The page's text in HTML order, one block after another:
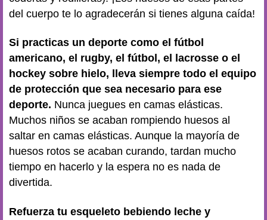
del cuerpo te lo agradecerán si tienes alguna caída!
Si practicas un deporte como el fútbol
americano, el rugby, el fútbol, el lacrosse o el
hockey sobre hielo, lleva siempre todo el equipo
de protección que sea necesario para ese
deporte. Nunca juegues en camas elásticas.
Muchos niños se acaban rompiendo huesos al
saltar en camas elásticas. Aunque la mayoría de
huesos rotos se acaban curando, tardan mucho
tiempo en hacerlo y la espera no es nada de
divertida.
Refuerza tu esqueleto bebiendo leche y